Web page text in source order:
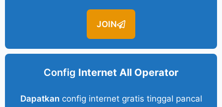
JOIN
Config Internet All Operator
Dapatkanconfig internet gratis tinggal pancal